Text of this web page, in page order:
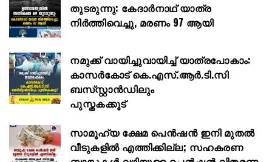
തുടരുന്നു: കേദാർനാഥ് യാത്ര
നിർത്തിവെച്ചു, മരണം 97 ആയി
നമുക്ക് വായിച്ചുവായിച്ച്‌ യാത്രപോകാം:
കാസർകോട് കെ.എസ്.ആർ.ടി.സി
ബസ്‌സ്റ്റാൻഡിലും
പുസ്തകക്കൂട്
സാമൂഹ്യ ക്ഷേമ പെൻഷൻ ഇനി മുതൽ
വീടുകളിൽ എത്തിക്കില്ല; സഹകരണ